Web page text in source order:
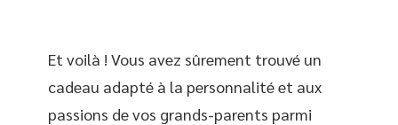
Et voilà ! Vous avez sûrement trouvé un
cadeau adapté à la personnalité et aux
passions de vos grands-parents parmi